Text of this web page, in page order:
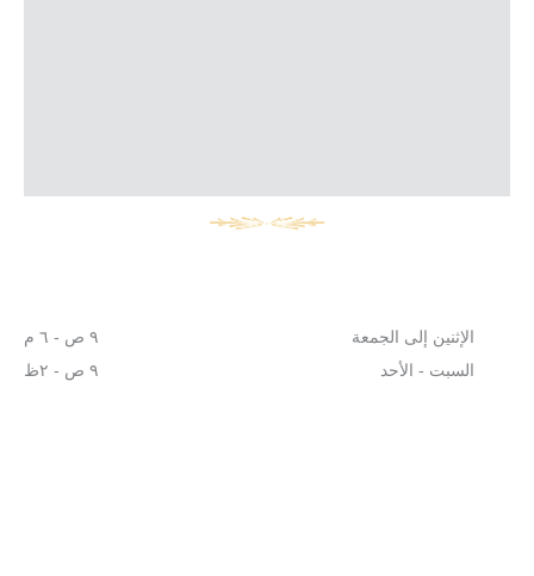
الإثنين إلى الجمعة
٩ ص - ٦ م
السبت - الأحد
٩ ص - ٢ظ